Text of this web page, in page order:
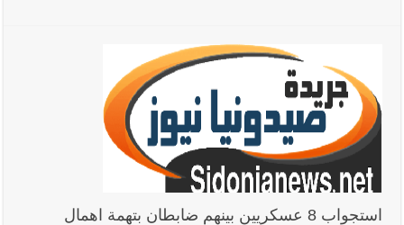
استجواب 8 عسكريين بينهم ضابطان بتهمة اهمال